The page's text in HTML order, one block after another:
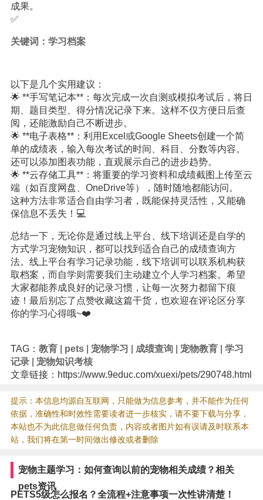
成果。
✅
关键词：学习档案
以下是几个实用建议：
🌟 **手写笔记本**：每次完成一次自测或模拟考试后，将日
期、题目类型、得分情况记录下来。这样不仅方便日后查
阅，还能激励自己不断进步。
🌟 **电子表格**：利用Excel或Google Sheets创建一个简
单的成绩表，输入每次考试的时间、科目、分数等内容。
还可以添加图表功能，直观展示自己的进步趋势。
🌟 **云存储工具**：将重要的学习资料和成绩截图上传至云
端（如百度网盘、OneDrive等），随时随地都能访问。
这种方法非常适合自由学习者，既能保持灵活性，又能确
保信息不丢失！💻
总结一下，无论你是通过线上平台、线下培训还是自学的
方式学习宠物知识，都可以找到适合自己的成绩查询方
法。线上平台有学习记录功能，线下培训可以联系机构获
取档案，而自学则需要我们主动建立个人学习档案。希望
大家都能养成良好的记录习惯，让每一次努力都留下痕
迹！最后别忘了点赞收藏这篇干货，也欢迎在评论区分享
你的学习心得哦~❤️
TAG： 教育| pets| 宠物学习 成绩查询 宠物教育| 学习
记录| 宠物知识考核
文章链接：https://www.9educ.com/xuexi/pets/290748.html
提示：本信息均源自互联网，只能做为信息参考，并不能作为任何
依据，准确性和时效性需要读者进一步核实，请不要下载与分享，
本站也不为此信息做任何负责，内容或者图片如有误请及时联系本
站，我们将在第一时间做出修改或者删除
宠物主题学习：如何查询以前的宠物相关成绩？相关
pets资讯
PETS5级怎么报名？全流程+注意事项一次性讲清楚！